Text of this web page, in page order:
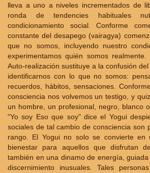
lleva a uno a niveles incrementados de
ronda de tendencies habituales
condicionamiento social. Conforme
constante del desapego (vairagya)
que no somos, incluyendo nuestro
experimentamos quién somos
Auto-realización sustituye a la confusión
identificarnos con lo que no somos:
recuerdos, hábitos, sensaciones.
consciencia nos volvemos un testigo, y
un hombre, un profesional, negro, blanco
"Yo soy Eso que soy" dice el Yogui
sociales de tal cambio de consciencia son
rango. El Yogui no solo se convierte
bienestar para aquellos que disfrutan
también en una dinamo de energía,
discernimiento inusuales. Tales